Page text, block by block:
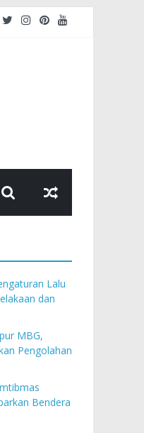
Lalu
dan
MBG,
Pengolahan
Bendera